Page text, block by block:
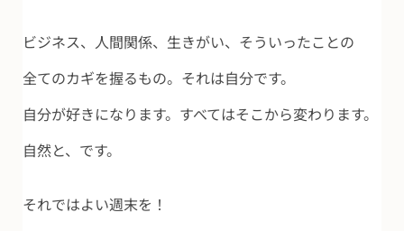
ビジネス、人間関係、生きがい、そういったことの
全てのカギを握るもの。それは自分です。
自分が好きになります。すべてはそこから変わります。
自然と、です。
それではよい週末を！